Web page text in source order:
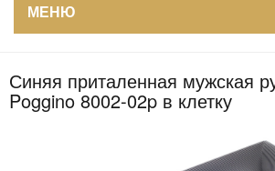
МЕНЮ
Синяя приталенная мужская
Poggino 8002-02p в клетку